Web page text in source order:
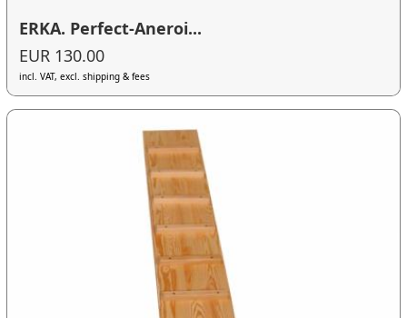
ERKA. Perfect-Aneroi...
EUR 130.00
incl. VAT, excl. shipping & fees